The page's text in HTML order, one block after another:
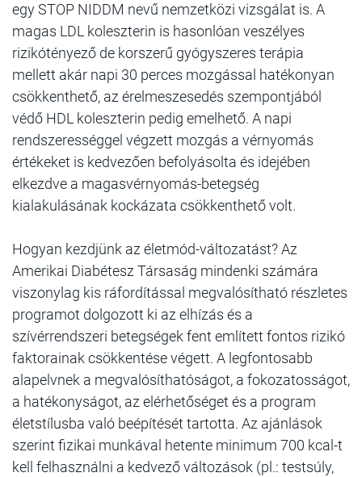
egy STOP NIDDM nevű nemzetközi vizsgálat is. A
magas LDL koleszterin is hasonlóan veszélyes
rizikótényező de korszerű gyógyszeres terápia
mellett akár napi 30 perces mozgással hatékonyan
csökkenthető, az érelmeszesedés szempontjából
védő HDL koleszterin pedig emelhető. A napi
rendszerességgel végzett mozgás a vérnyomás
értékeket is kedvezően befolyásolta és idejében
elkezdve a magasvérnyomás-betegség
kialakulásának kockázata csökkenthető volt.
Hogyan kezdjünk az életmód-változatást? Az
Amerikai Diabétesz Társaság mindenki számára
viszonylag kis ráfordítással megvalósítható részletes
programot dolgozott ki az elhízás és a
szívérrendszeri betegségek fent említett fontos rizikó
faktorainak csökkentése végett. A legfontosabb
alapelvnek a megvalósíthatóságot, a fokozatosságot,
a hatékonyságot, az elérhetőséget és a program
életstílusba való beépítését tartotta. Az ajánlások
szerint fizikai munkával hetente minimum 700 kcal-t
kell felhasználni a kedvező változások (pl.: testsúly,